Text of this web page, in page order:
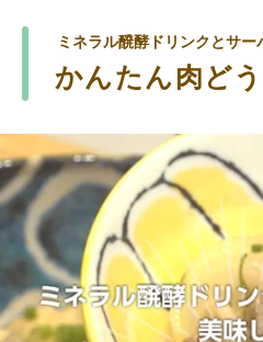
ミネラル醗酵ドリンクとサー
かんたん肉ど